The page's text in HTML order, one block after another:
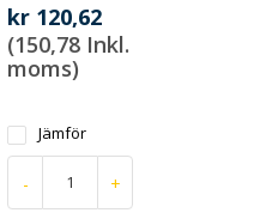
kr 120,62
(150,78 Inkl.
moms)
Jämför
- +